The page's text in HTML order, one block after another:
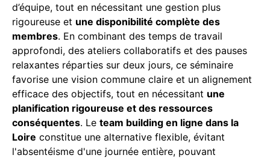
d’équipe, tout en nécessitant une gestion plus
rigoureuse et une disponibilité complète des
membres. En combinant des temps de travail
approfondi, des ateliers collaboratifs et des pauses
relaxantes réparties sur deux jours, ce séminaire
favorise une vision commune claire et un alignement
efficace des objectifs, tout en nécessitant une
planification rigoureuse et des ressources
conséquentes. Le team building en ligne dans la
Loire constitue une alternative flexible, évitant
l'absentéisme d'une journée entière, pouvant